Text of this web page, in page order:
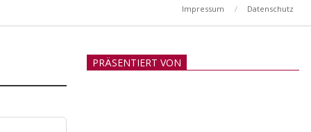
Impressum Datenschutz
PRÄSENTIERT VON